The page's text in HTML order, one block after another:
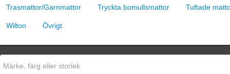
Trasmattor/Garnmattor Tryckta bomullsmattor Tuftade
Wilton Övrigt